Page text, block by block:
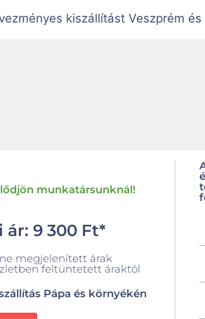
kiszállítást Veszprém
munkatársunknál!
ár:9 300 Ft*
megjelenített árak
feltüntetett áraktól
Pápa és környékén